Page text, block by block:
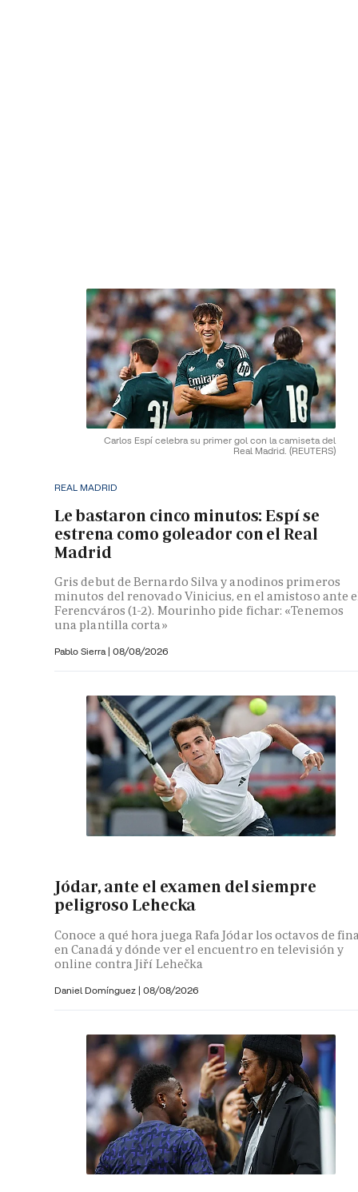
Carlos Espí celebra su primer gol con la camiseta del
Real Madrid. (REUTERS)
REAL MADRID
Le bastaron cinco minutos: Espí se
estrena como goleador con el Real
Madrid
Gris debut de Bernardo Silva y anodinos primeros
minutos del renovado Vinicius, en el amistoso ante
Ferencváros (1-2). Mourinho pide fichar: «Tenemos
una plantilla corta»
Pablo Sierra | 08/08/2026
Jódar, ante el examen del siempre
peligroso Lehecka
Conoce a qué hora juega Rafa Jódar los octavos de
en Canadá y dónde ver el encuentro en televisión y
online contra Jiří Lehečka
Daniel Domínguez | 08/08/2026